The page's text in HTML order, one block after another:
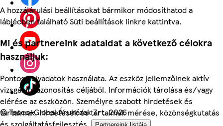
A hozzájárulási beállításokat bármikor módosíthatod a
láblécben található Süti beállítások linkre kattintva.
Mi és partnereink adataidat a következő célokra
használjuk:
Pontos helyadatok használata. Az eszköz jellemzőinek aktív
vizsgálata azonosítás céljából. Információk tárolása és/vagy
elérése az eszközön. Személyre szabott hirdetések és
tartalmak, hirdetések és tartalmak mérése, közönségkutatás
©Tesco-Global Áruházak Zrt. 2026